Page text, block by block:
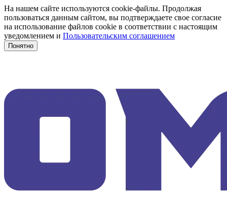
На нашем сайте используются cookie-файлы. Продолжая
пользоваться данным сайтом, вы подтверждаете свое согласие
на использование файлов cookie в соответствии с настоящим
уведомлением и Пользовательским соглашением
Понятно